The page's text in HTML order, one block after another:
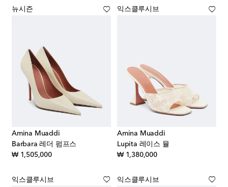
뉴시즌
Amina Muaddi
Barbara 레더 펌프스
₩ 1,505,000original price
익스클루시브
Amina Muaddi
Lupita 레이스 뮬
₩ 1,380,000original price
익스클루시브 익스클루시브